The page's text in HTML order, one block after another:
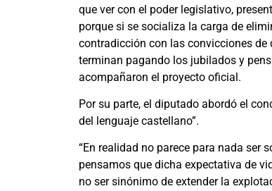
que ver con el poder legislativo,
porque si se socializa la carga de
contradicción con las convicciones de
terminan pagando los jubilados y
acompañaron el proyecto oficial.
Por su parte, el diputado abordó el
del lenguaje castellano”.
“En realidad no parece para nada ser
pensamos que dicha expectativa de
no ser sinónimo de extender la